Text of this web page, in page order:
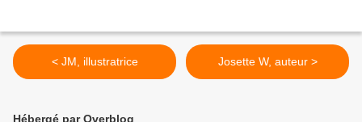
< JM, illustratrice Josette W, auteur >
Hébergé par Overblog